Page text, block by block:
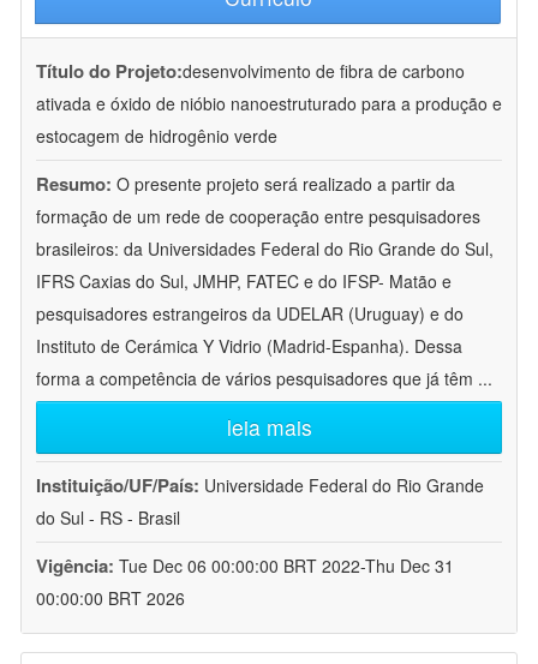
Título do Projeto:desenvolvimento de fibra de carbono
ativada e óxido de nióbio nanoestruturado para a produção e
estocagem de hidrogênio verde
Resumo: O presente projeto será realizado a partir da
formação de um rede de cooperação entre pesquisadores
brasileiros: da Universidades Federal do Rio Grande do Sul,
IFRS Caxias do Sul, JMHP, FATEC e do IFSP- Matão e
pesquisadores estrangeiros da UDELAR (Uruguay) e do
Instituto de Cerámica Y Vidrio (Madrid-Espanha). Dessa
forma a competência de vários pesquisadores que já têm ...
leia mais
Instituição/UF/País: Universidade Federal do Rio Grande
do Sul - RS - Brasil
Vigência: Tue Dec 06 00:00:00 BRT 2022-Thu Dec 31
00:00:00 BRT 2026